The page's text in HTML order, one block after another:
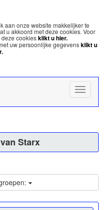
aan onze website makkelijker te
u akkoord met deze cookies. Voor
cookiesklikt u hier.
uw persoonlijke gegevensklikt u
Starx